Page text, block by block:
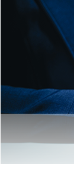
aufgeteilt in
separat im
und variable
werden. Die
übernommen.